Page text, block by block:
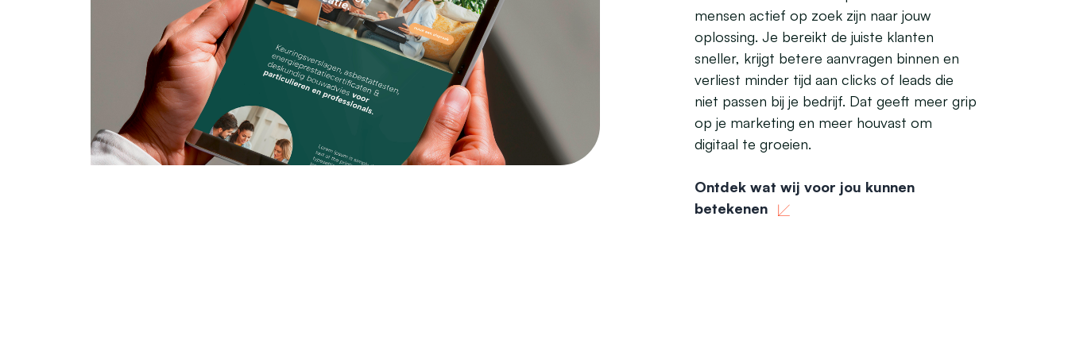
mensen actief op zoek zijn naar jouw
oplossing. Je bereikt de juiste klanten
sneller, krijgt betere aanvragen binnen en
verliest minder tijd aan clicks of leads die
niet passen bij je bedrijf. Dat geeft meer grip
op je marketing en meer houvast om
digitaal te groeien.
Ontdek wat wij voor jou kunnen
betekenen